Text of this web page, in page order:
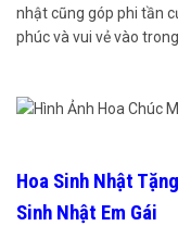
nhật cũng góp phi tần
phúc và vui vẻ vào
Hoa Sinh Nhật
Sinh Nhật Em Gái